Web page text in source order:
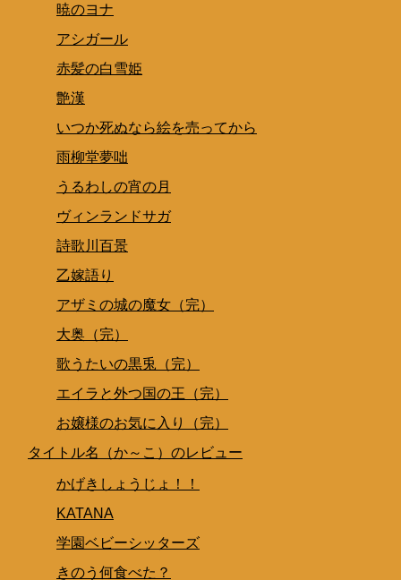
暁のヨナ
アシガール
赤髪の白雪姫
艶漢
いつか死ぬなら絵を売ってから
雨柳堂夢咄
うるわしの宵の月
ヴィンランドサガ
詩歌川百景
乙嫁語り
アザミの城の魔女（完）
大奥（完）
歌うたいの黒兎（完）
エイラと外つ国の王（完）
お嬢様のお気に入り（完）
タイトル名（か～こ）のレビュー
かげきしょうじょ！！
KATANA
学園ベビーシッターズ
きのう何食べた？